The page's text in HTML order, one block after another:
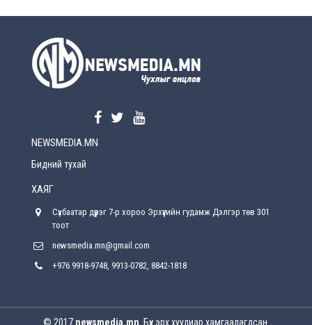
2026-08-5
2026-08-5
хүрсэн өгөөжөөрөө ажлаа үнэлж, хэрэгжилтээ
Улсын онцгой комисс өвөлжилтийн бэлтгэл,
Баян-Өлгийн дараагийн засаг “ноён”-ы
NEWSMEDIA.MN
Бидний тухай
ХАЯГ
Сүхбаатар дүүрэг 7-р хороо Эрхүүгийн гудамж Дэлгэр төв 301
тоот
newsmedia.mn@gmail.com
+976 9918-9748, 9913-0782, 8842-1818
© 2017 newsmedia.mn . Бүх эрх хуулиар хамгаалагдсан.